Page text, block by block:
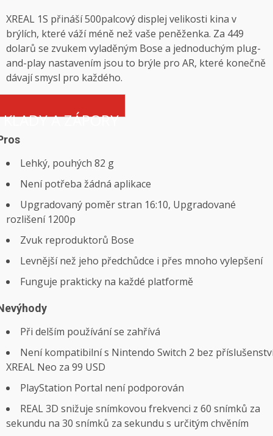
XREAL 1S přináší 500palcový displej velikosti kina v
brýlích, které váží méně než vaše peněženka. Za 449
dolarů se zvukem vyladěným Bose a jednoduchým plug-
and-play nastavením jsou to brýle pro AR, které konečně
dávají smysl pro každého.
KLADY A ZÁPORY
Lehký, pouhých 82 g
Není potřeba žádná aplikace
Upgradovaný poměr stran 16:10, Upgradované
rozlišení 1200p
Zvuk reproduktorů Bose
Levnější než jeho předchůdce i přes mnoho vylepšení
Funguje prakticky na každé platformě
Při delším používání se zahřívá
Není kompatibilní s Nintendo Switch 2 bez
XREAL Neo za 99 USD
PlayStation Portal není podporován
REAL 3D snižuje snímkovou frekvenci z 60 snímků za
sekundu na 30 snímků za sekundu s určitým chvěním